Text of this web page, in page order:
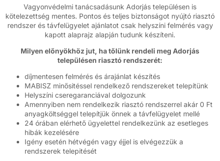
Vagyonvédelmi tanácsadásunk Adorjás településen is
kötelezettség mentes. Pontos és teljes biztonságot nyújtó riasztó
rendszer és távfelügyelet ajánlatot csak helyszíni felmérés vagy
kapott alaprajz alapján tudunk készíteni.
Milyen előnyökhöz jut, ha tőlünk rendeli meg Adorjás
településen riasztó rendszerét:
díjmentesen felmérés és árajánlat készítés
MABISZ minősitéssel rendelkező rendszereket telepítünk
Helyszíni cseregaranciával dolgozunk
Amennyiben nem rendelkezik riasztó rendszerrel akár 0 Ft
anyagköltséggel telepítjük önnek a távfelügyelet mellé
24 órában elérhető ügyelettel rendelkezünk az esetleges
hibák kezelésére
Igény esetén hétvégén vagy éjjel is elvégezzük a
rendszerek telepitését